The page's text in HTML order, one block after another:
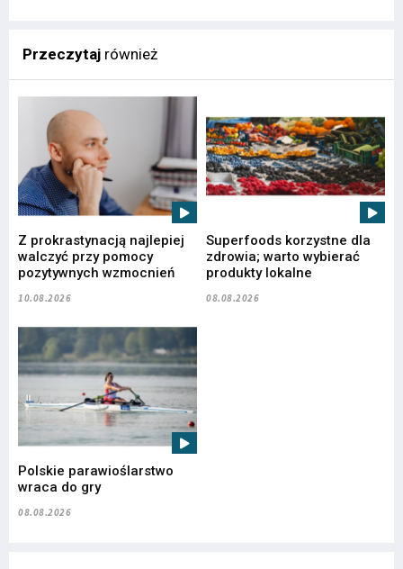
Przeczytaj również
Z prokrastynacją najlepiej
walczyć przy pomocy
pozytywnych wzmocnień
10.08.2026
Superfoods korzystne dla
zdrowia; warto wybierać
produkty lokalne
08.08.2026
Polskie parawioślarstwo
wraca do gry
08.08.2026